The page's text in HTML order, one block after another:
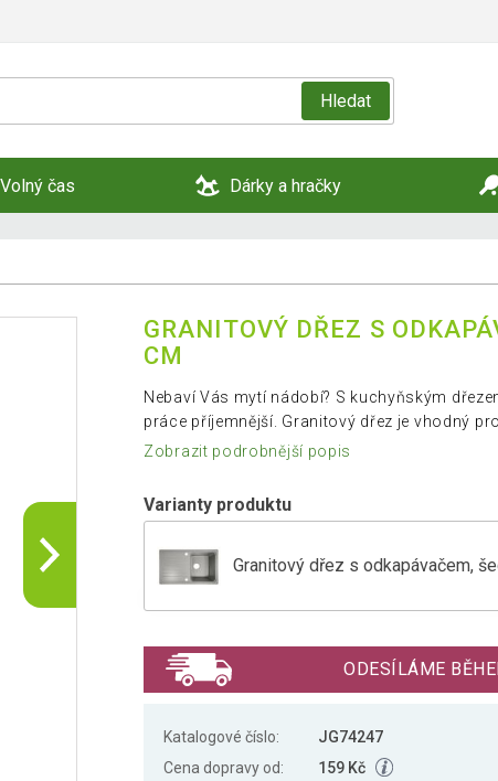
Hledat
Volný čas Dárky a hračky
GRANITOVÝ DŘEZ S
CM
Nebaví Vás mytí nádobí? S kuchyňským
práce příjemnější. Granitový dřez je vhodný
Zobrazit podrobnější popis
Varianty produktu
Granitový dřez s odkapávačem,
Granitový dřez s odkapávačem,
ODESÍLÁME
Katalogové číslo:
JG74247
Cena dopravy od:
159 Kč